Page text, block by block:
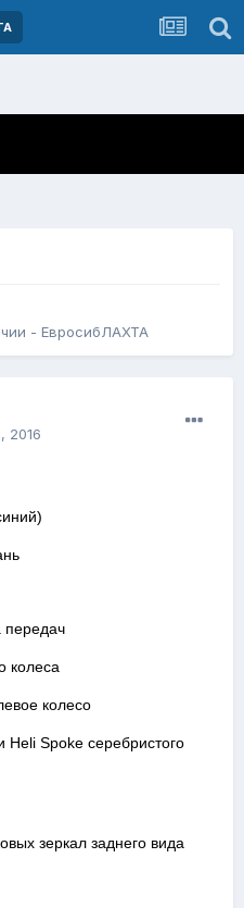
- ЕвросибЛАХТА
2016
передач
колеса
колесо
Heli Spoke серебристого
зеркал заднего вида